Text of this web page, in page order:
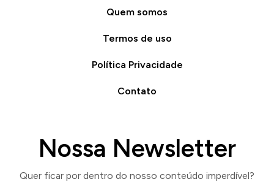
Quem somos
Termos de uso
Política Privacidade
Contato
Nossa Newsletter
Quer ficar por dentro do nosso conteúdo imperdível?